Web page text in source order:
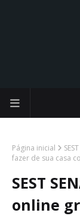
Página inicial
fazer de sua casa
SEST
online